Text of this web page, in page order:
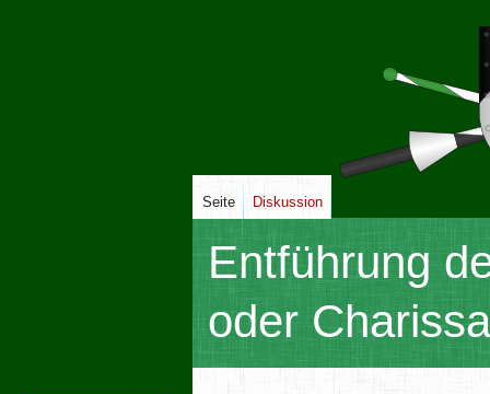
Entführung
oder
Seite Diskussion